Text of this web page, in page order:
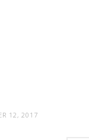
12, 2017